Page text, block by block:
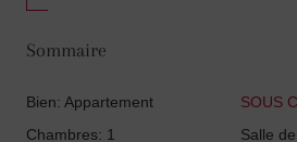
Sommaire
Bien: Appartement
SOUS
Chambres: 1
Salle